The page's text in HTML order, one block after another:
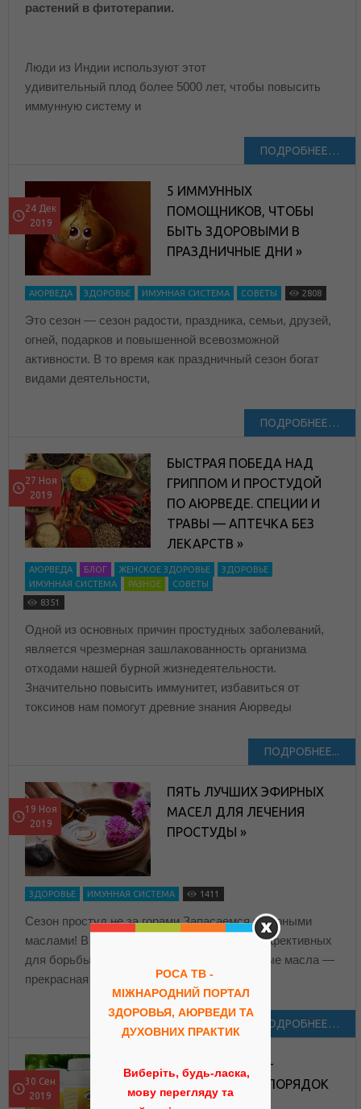
растений в фитотерапии.
Люди из Индии используют этот
удивительный плод более 5000 лет, чтобы повысить
иммунную систему и
ПОДРОБНЕЕ…
24 Дек
2019
5 ИММУННЫХ
ПОМОЩНИКОВ, ЧТОБЫ
БЫТЬ ЗДОРОВЫМИ В
ПРАЗДНИЧНЫЕ ДНИ »
АЮРВЕДА ЗДОРОВЬЕ ИМУННАЯ СИСТЕМА СОВЕТЫ 2808
Это сезон — сезон радости, праздника, семьи, друзей,
огней, подарков и повышенной всевозможной
активности. В то время как праздничный сезон богат
видами деятельности,
ПОДРОБНЕЕ…
27 Ноя
2019
БЫСТРАЯ ПОБЕДА НАД
ГРИППОМ И ПРОСТУДОЙ
ПО АЮРВЕДЕ. СПЕЦИИ И
ТРАВЫ — АПТЕЧКА БЕЗ
ЛЕКАРСТВ »
АЮРВЕДА БЛОГ ЖЕНСКОЕ ЗДОРОВЬЕ
ЗДОРОВЬЕ
ИМУННАЯ СИСТЕМА
РАЗНОЕ
СОВЕТЫ
8351
Одной из основных причин простудных заболеваний,
является чрезмерная зашлакованность организма
отходами нашей бурной жизнедеятельности.
Значительно повысить иммунитет, избавиться от
токсинов нам помогут древние знания Аюрведы
ПОДРОБНЕЕ...
19 Ноя
2019
ПЯТЬ ЛУЧШИХ ЭФИРНЫХ
МАСЕЛ ДЛЯ ЛЕЧЕНИЯ
ПРОСТУДЫ »
ЗДОРОВЬЕ ИМУННАЯ СИСТЕМА 1411
Сезон простуд не за горами.Запасаемся эфирными
маслами! В нашей подборке пять самых эффективных
для борьбы с кашлем и насморком. Эфирные масла —
прекрасная
ПОДРОБНЕЕ…
30 Сен
2019
ШИВА ГУТИКА —
СОВЕРШЕННЫЙ ПОРЯДОК
В ТЕЛЕ »
РОСА ТВ -
МІЖНАРОДНИЙ ПОРТАЛ
ЗДОРОВЬЯ, АЮРВЕДИ ТА
ДУХОВНИХ ПРАКТИК
Виберіть, будь-ласка,
мову перегляду та